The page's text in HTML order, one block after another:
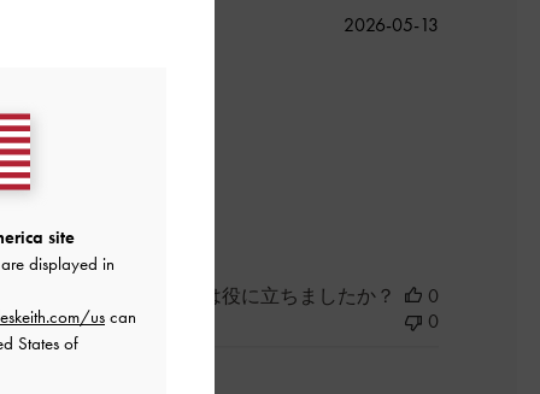
公
2026-05-13
このレビューは役に立ちましたか？
0
0
site
displayed in
uscan
States of